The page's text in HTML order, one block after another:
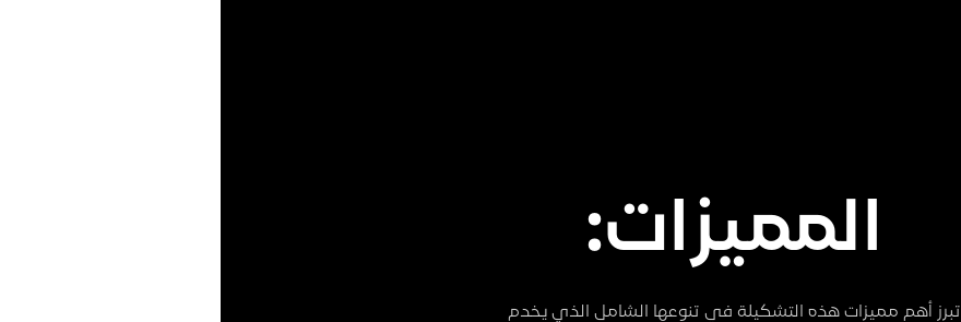
المميزات:
تبرز أهم مميزات هذه التشكيلة في تنوعها الشامل الذي يخدم